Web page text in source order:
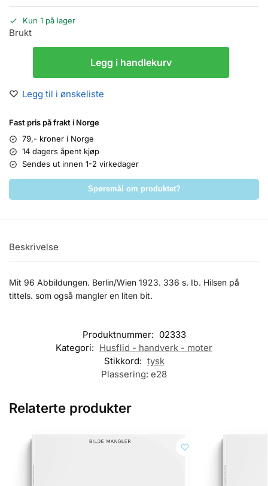
Kun 1 på lager
Brukt
Legg i handlekurv
Legg til i ønskeliste
Fast pris på frakt i Norge
79,- kroner i Norge
14 dagers åpent kjøp
Sendes ut innen 1-2 virkedager
Spørsmål om produktet?
Beskrivelse
Mit 96 Abbildungen. Berlin/Wien 1923. 336 s. Ib. Hilsen på
tittels. som også mangler en liten bit.
Produktnummer: 02333
Kategori: Husflid - handverk - moter
Stikkord: tysk
Plassering: e28
Relaterte produkter